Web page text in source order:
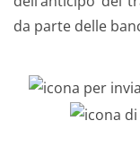
da parte delle